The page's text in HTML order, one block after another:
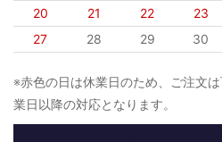
20
21 22 23
27
28 29 30
※赤色の日は休業日のため、ご注文
業日以降の対応となります。